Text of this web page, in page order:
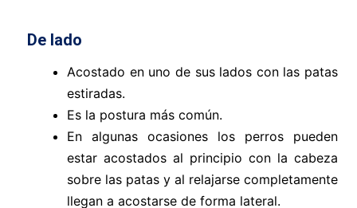
De lado
Acostado en uno de sus lados con las patas
estiradas.
Es la postura más común.
En algunas ocasiones los perros pueden
estar acostados al principio con la cabeza
sobre las patas y al relajarse completamente
llegan a acostarse de forma lateral.